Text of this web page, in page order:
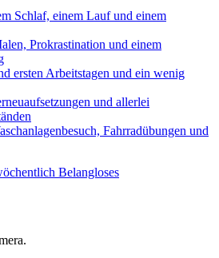
Schlaf, einem Lauf und einem
Prokrastination und einem
ersten Arbeitstagen und ein wenig
und allerlei
Fahrradübungen und
Belangloses